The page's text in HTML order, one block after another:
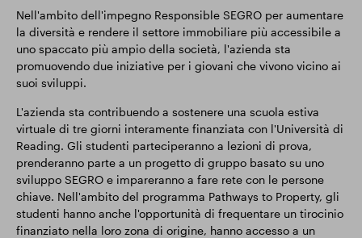
Nell'ambito dell'impegno Responsible SEGRO per aumentare
la diversità e rendere il settore immobiliare più accessibile a
uno spaccato più ampio della società, l'azienda sta
promuovendo due iniziative per i giovani che vivono vicino ai
suoi sviluppi.
L'azienda sta contribuendo a sostenere una scuola estiva
virtuale di tre giorni interamente finanziata con l'Università di
Reading. Gli studenti parteciperanno a lezioni di prova,
prenderanno parte a un progetto di gruppo basato su uno
sviluppo SEGRO e impareranno a fare rete con le persone
chiave. Nell'ambito del programma Pathways to Property, gli
studenti hanno anche l'opportunità di frequentare un tirocinio
finanziato nella loro zona di origine, hanno accesso a un